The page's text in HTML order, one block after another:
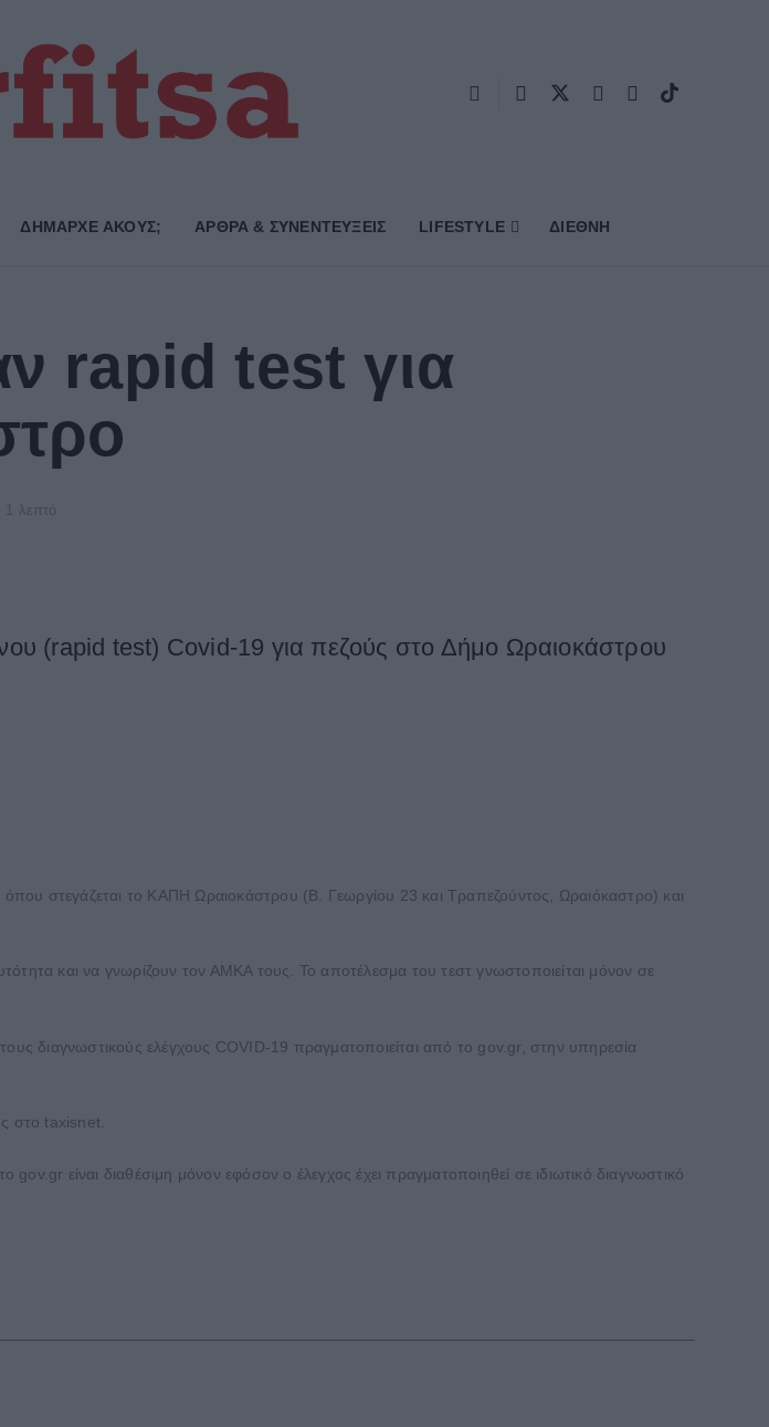
ΔΗΜΑΡΧE ΑΚΟΥΣ; ΑΡΘΡΑ & ΣΥΝΕΝΤΕΥΞΕΙΣ LIFESTYLE ΔΙΕΘΝΗ
rapid test για
λεπτό
(rapid test) Covid-19 για πεζούς στο Δήμο Ωραιοκάστρου
στεγάζεται το ΚΑΠΗ Ωραιοκάστρου (Β. Γεωργίου 23 και Τραπεζούντος, Ωραιόκαστρο) και
και να γνωρίζουν τον ΑΜΚΑ τους. Το αποτέλεσμα του τεστ γνωστοποιείται μόνον σε
διαγνωστικούς ελέγχους COVID-19 πραγματοποιείται από το gov.gr, στην υπηρεσία
στο taxisnet.
είναι διαθέσιμη μόνον εφόσον ο έλεγχος έχει πραγματοποιηθεί σε ιδιωτικό διαγνωστικό